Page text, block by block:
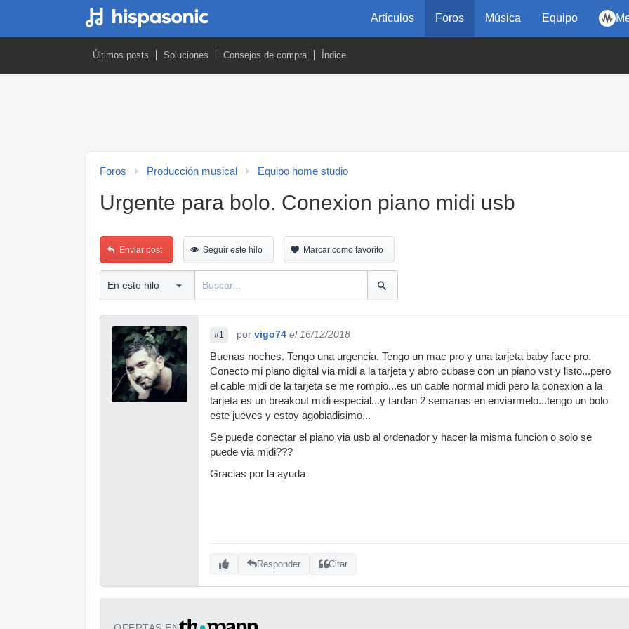
Artículos Foros Música Equipo
Últimos posts Soluciones Consejos de compra Índice
Foros Producción musical Equipo home studio
Urgente para bolo. Conexion piano midi usb
Enviar post Seguir este hilo Marcar como favorito
#1 por vigo74 el 16/12/2018
Buenas noches. Tengo una urgencia. Tengo un mac pro y una tarjeta baby face pro.
Conecto mi piano digital via midi a la tarjeta y abro cubase con un piano vst y listo...pero
el cable midi de la tarjeta se me rompio...es un cable normal midi pero la conexion a la
tarjeta es un breakout midi especial...y tardan 2 semanas en enviarmelo...tengo un bolo
este jueves y estoy agobiadisimo...
Se puede conectar el piano via usb al ordenador y hacer la misma funcion o solo se
puede via midi???
Gracias por la ayuda
Responder Citar